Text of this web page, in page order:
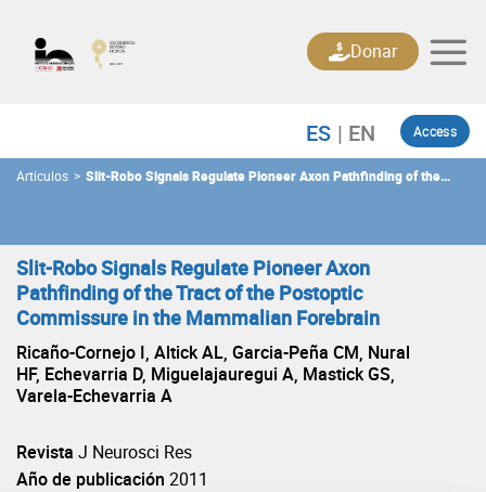
content
Access
Donar
Artículos > Slit-Robo Signals Regulate Pioneer Axon Pathfinding of the
Slit-Robo Signals Regulate Pioneer Axon
Pathfinding of the Tract of the Postoptic
Commissure in the Mammalian Forebrain
Ricaño-Cornejo I, Altick AL, Garcia-Peña CM, Nural
HF, Echevarria D, Miguelajauregui A, Mastick GS,
Varela-Echevarria A
Revista J Neurosci Res
Año de publicación 2011